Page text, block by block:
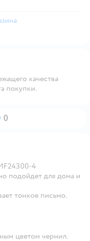
качества
покупки.
0
4
подойдет для дома и
тонкое письмо.
цветом чернил.